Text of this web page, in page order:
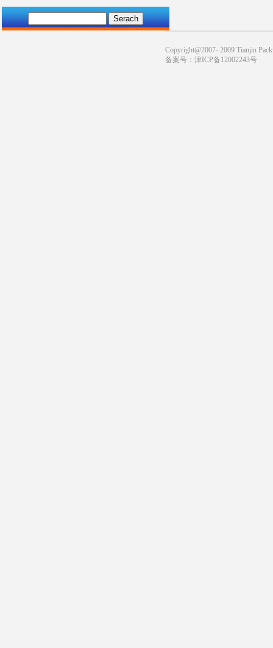
Copyright@2007- 2009 Tianjin
备案号：津ICP备12002243号